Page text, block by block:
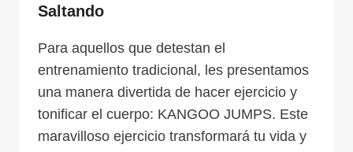
Saltando
Para aquellos que detestan el
entrenamiento tradicional, les presentamos
una manera divertida de hacer ejercicio y
tonificar el cuerpo: KANGOO JUMPS. Este
maravilloso ejercicio transformará tu vida y